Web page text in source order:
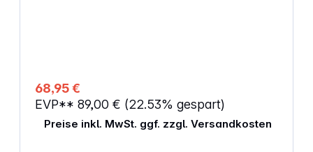
68,95 €
EVP** 89,00 € (22.53% gespart)
Preise inkl. MwSt. ggf. zzgl. Versandkosten